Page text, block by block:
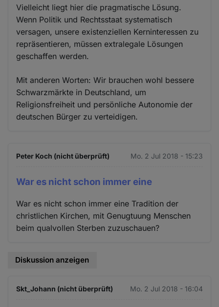
Vielleicht liegt hier die pragmatische Lösung.
Wenn Politik und Rechtsstaat systematisch
versagen, unsere existenziellen Kerninteressen zu
repräsentieren, müssen extralegale Lösungen
geschaffen werden.
Mit anderen Worten: Wir brauchen wohl bessere
Schwarzmärkte in Deutschland, um
Religionsfreiheit und persönliche Autonomie der
deutschen Bürger zu verteidigen.
Peter Koch (nicht überprüft) Mo. 2 Jul 2018 - 15:23
War es nicht schon immer eine
War es nicht schon immer eine Tradition der
christlichen Kirchen, mit Genugtuung Menschen
beim qualvollen Sterben zuzuschauen?
Diskussion anzeigen
Skt_Johann (nicht überprüft) Mo. 2 Jul 2018 - 16:04